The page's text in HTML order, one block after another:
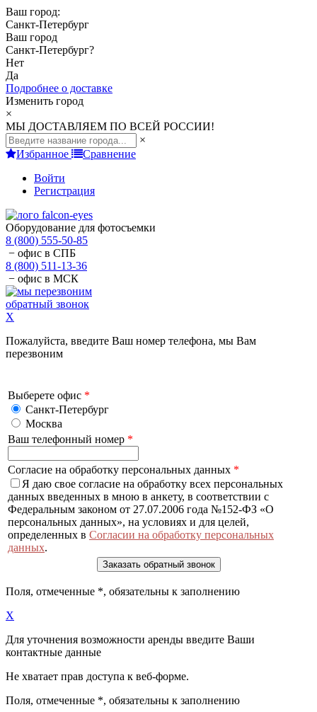
Ваш город:
Санкт-Петербург
Ваш город
Санкт-Петербург?
Нет
Да
Подробнее о доставке
Изменить город
×
МЫ ДОСТАВЛЯЕМ ПО ВСЕЙ РОССИИ!
×
Избранное
Сравнение
Войти
Регистрация
Оборудование для фотосъемки
8 (800) 555-50-85
− офис в СПБ
8 (800) 511-13-36
− офис в МСК
обратный звонок
X
Пожалуйста, введите Ваш номер телефона, мы Вам
перезвоним
Выберете офис *
Санкт-Петербург
Москва
Ваш телефонный номер *
Согласие на обработку персональных данных *
Я даю свое согласие на обработку всех персональных
данных введенных в мною в анкету, в соответствии с
Федеральным законом от 27.07.2006 года №152-ФЗ «О
персональных данных», на условиях и для целей,
определенных в Согласии на обработку персональных
данных.
Поля, отмеченные *, обязательны к заполнению
X
Для уточнения возможности аренды введите Ваши
контактные данные
Не хватает прав доступа к веб-форме.
Поля, отмеченные *, обязательны к заполнению